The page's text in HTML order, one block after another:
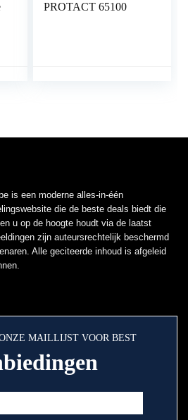
PROTACT 65100
is een moderne alles-in-één
die de beste deals biedt die
u op de hoogte houdt via de laatst
zijn auteursrechtelijk beschermd
Alle geciteerde inhoud is afgeleid
MAILLIJST VOOR BEST